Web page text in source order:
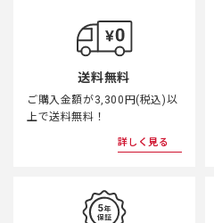
送料無料
ご購入金額が3,300円(税込)以
上で送料無料！
詳しく見る